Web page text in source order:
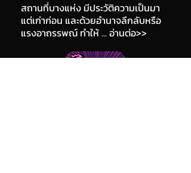
สถานที่บางแห่ง มีประวัติความเป็นมา
แต่เก่าก่อน และด้วยอำนาจลึกลับหรือ
แรงอาถรรพณ์ ทำให้ ... อ่านต่อ>>